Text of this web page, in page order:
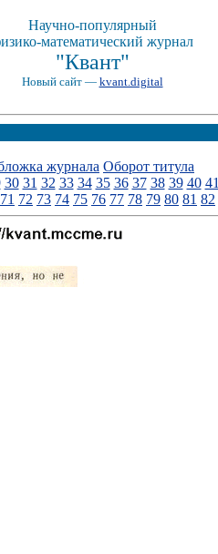
Научно-популярный
математический журнал
"Квант"
Новый сайт — kvant.digital
журнала Оборот титула
30 31 32 33 34 35 36 37 38 39 40 41
71 72 73 74 75 76 77 78 79 80 81 82